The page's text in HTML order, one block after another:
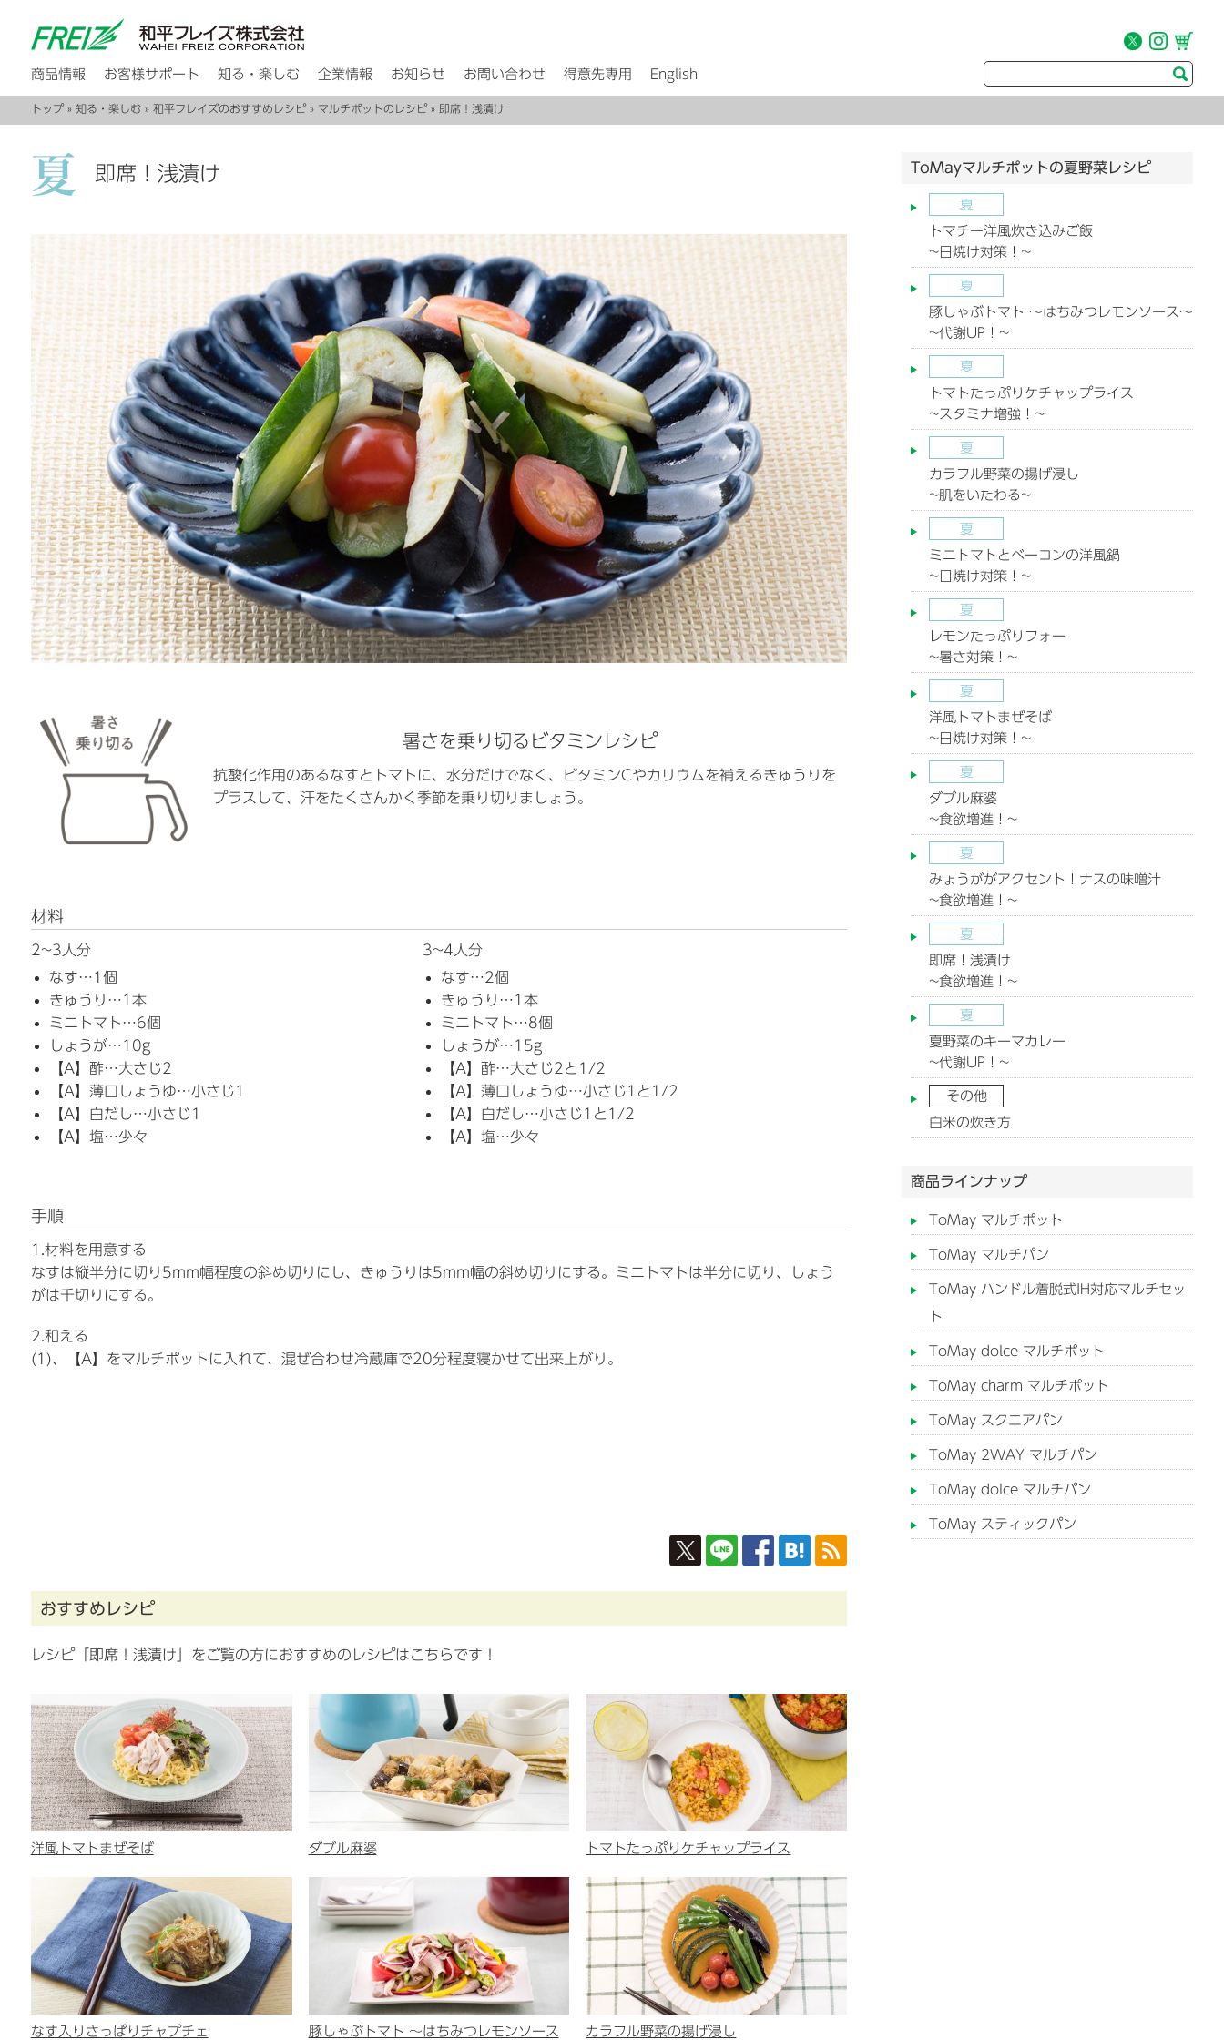
商品情報 お客様サポート 知る・楽しむ 企業情報 お知らせ お問い合わせ 得意先専用 English
トップ» 知る・楽しむ» 和平フレイズのおすすめレシピ» マルチポットのレシピ» 即席！浅漬け
即席！浅漬け
暑さを乗り切るビタミンレシピ
抗酸化作用のあるなすとトマトに、水分だけでなく、ビタミンCやカリウムを補えるきゅうりを
プラスして、汗をたくさんかく季節を乗り切りましょう。
材料
2~3人分
なす…1個
きゅうり…1本
ミニトマト…6個
しょうが…10g
【A】酢…大さじ2
【A】薄口しょうゆ…小さじ1
【A】白だし…小さじ1
【A】塩…少々
3~4人分
なす…2個
きゅうり…1本
ミニトマト…8個
しょうが…15g
【A】酢…大さじ2と1/2
【A】薄口しょうゆ…小さじ1と1/2
【A】白だし…小さじ1と1/2
【A】塩…少々
手順
1.材料を用意する
なすは縦半分に切り5mm幅程度の斜め切りにし、きゅうりは5mm幅の斜め切りにする。ミニトマトは半分に切り、しょう
がは千切りにする。
2.和える
(1)、【A】をマルチポットに入れて、混ぜ合わせ冷蔵庫で20分程度寝かせて出来上がり。
おすすめレシピ
レシピ「即席！浅漬け」をご覧の方におすすめのレシピはこちらです！
洋風トマトまぜそば ダブル麻婆 トマトたっぷりケチャップライス
なす入りさっぱりチャプチェ 豚しゃぶトマト ～はちみつレモンソース カラフル野菜の揚げ浸し
ToMayマルチポットの夏野菜レシピ
夏
トマチー洋風炊き込みご飯
~日焼け対策！~
夏
豚しゃぶトマト ～はちみつレモンソース～
~代謝UP！~
夏
トマトたっぷりケチャップライス
~スタミナ増強！~
夏
カラフル野菜の揚げ浸し
~肌をいたわる~
夏
ミニトマトとベーコンの洋風鍋
~日焼け対策！~
夏
レモンたっぷりフォー
~暑さ対策！~
夏
洋風トマトまぜそば
~日焼け対策！~
夏
ダブル麻婆
~食欲増進！~
夏
みょうががアクセント！ナスの味噌汁
~食欲増進！~
夏
即席！浅漬け
~食欲増進！~
夏
夏野菜のキーマカレー
~代謝UP！~
その他
白米の炊き方
商品ラインナップ
ToMay マルチポット
ToMay マルチパン
ToMay ハンドル着脱式IH対応マルチセッ
ト
ToMay dolce マルチポット
ToMay charm マルチポット
ToMay スクエアパン
ToMay 2WAY マルチパン
ToMay dolce マルチパン
ToMay スティックパン